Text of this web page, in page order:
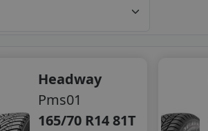
Headway
Pms01
165/70 R14 81T